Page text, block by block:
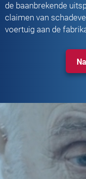
de baanbrekende
claimen van
voertuig aan de